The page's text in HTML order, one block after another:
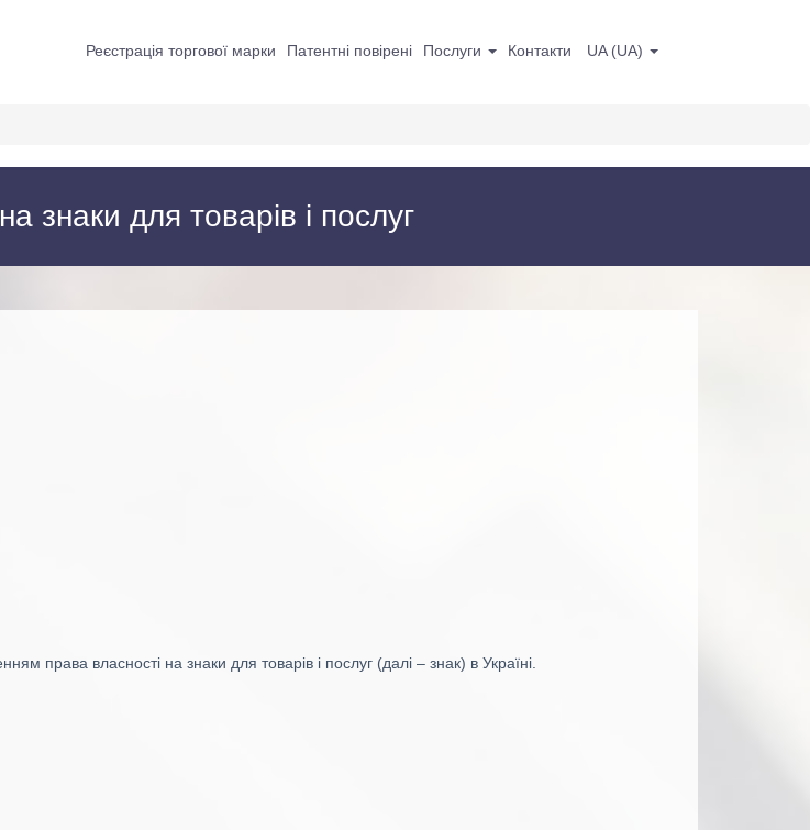
Реєстрація торгової марки Патентні повірені Послуги Контакти UA(UA)
знаки для товарів і послуг
права власності на знаки для товарів і послуг (далі – знак) в Україні.